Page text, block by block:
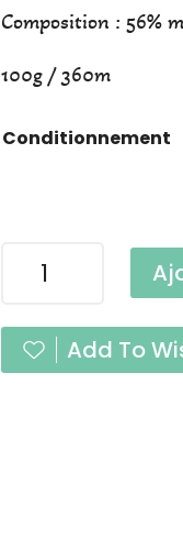
Composition : 56%
100g / 360m
Conditionnement
quantité
Grenadine
Fingering
Add To